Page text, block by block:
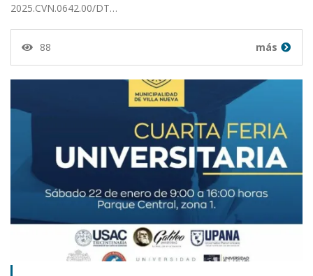
2025.CVN.0642.00/DT…
88 más